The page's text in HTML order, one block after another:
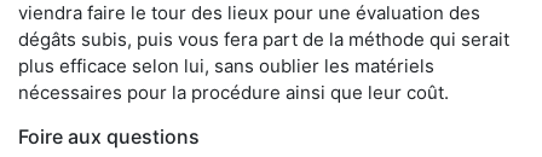
viendra faire le tour des lieux pour une évaluation des
dégâts subis, puis vous fera part de la méthode qui serait
plus efficace selon lui, sans oublier les matériels
nécessaires pour la procédure ainsi que leur coût.
Foire aux questions